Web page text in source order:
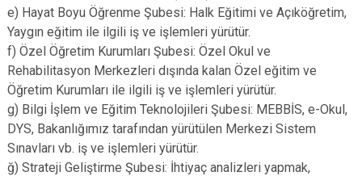
e) Hayat Boyu Öğrenme Şubesi: Halk Eğitimi ve Açıköğretim,
Yaygın eğitim ile ilgili iş ve işlemleri yürütür.
f) Özel Öğretim Kurumları Şubesi: Özel Okul ve
Rehabilitasyon Merkezleri dışında kalan Özel eğitim ve
Öğretim Kurumları ile ilgili iş ve işlemleri yürütür.
g) Bilgi İşlem ve Eğitim Teknolojileri Şubesi: MEBBİS, e-Okul,
DYS, Bakanlığımız tarafından yürütülen Merkezi Sistem
Sınavları vb. iş ve işlemleri yürütür.
ğ) Strateji Geliştirme Şubesi: İhtiyaç analizleri yapmak,